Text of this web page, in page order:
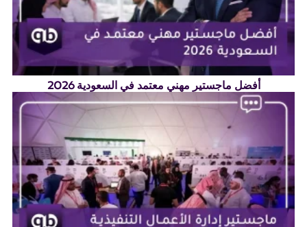
أفضل ماجستير مهني معتمد في السعودية 2026